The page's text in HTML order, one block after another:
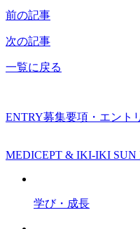
前の記事
次の記事
一覧に戻る
ENTRY募集要項・エント
MEDICEPT & IKI-IKI SUN
学び・成長